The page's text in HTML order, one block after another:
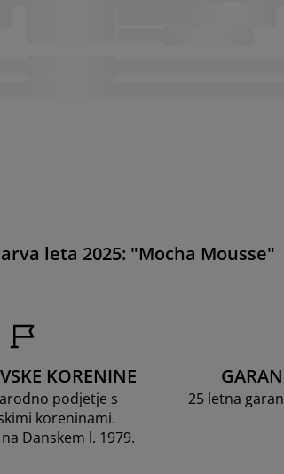
leta 2025: "Mocha Mousse"
KORENINE
podjetje s
koreninami.
Danskem l. 1979.
25 letna